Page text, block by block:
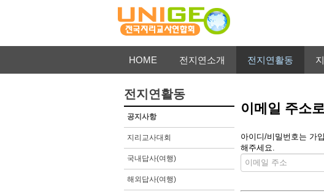
HOME 전지연소개 전지연활동
전지연활동
공지사항
지리교사대회
국내답사(여행)
해외답사(여행)
이메일 주소
아이디/비밀번호는 가
해주세요.